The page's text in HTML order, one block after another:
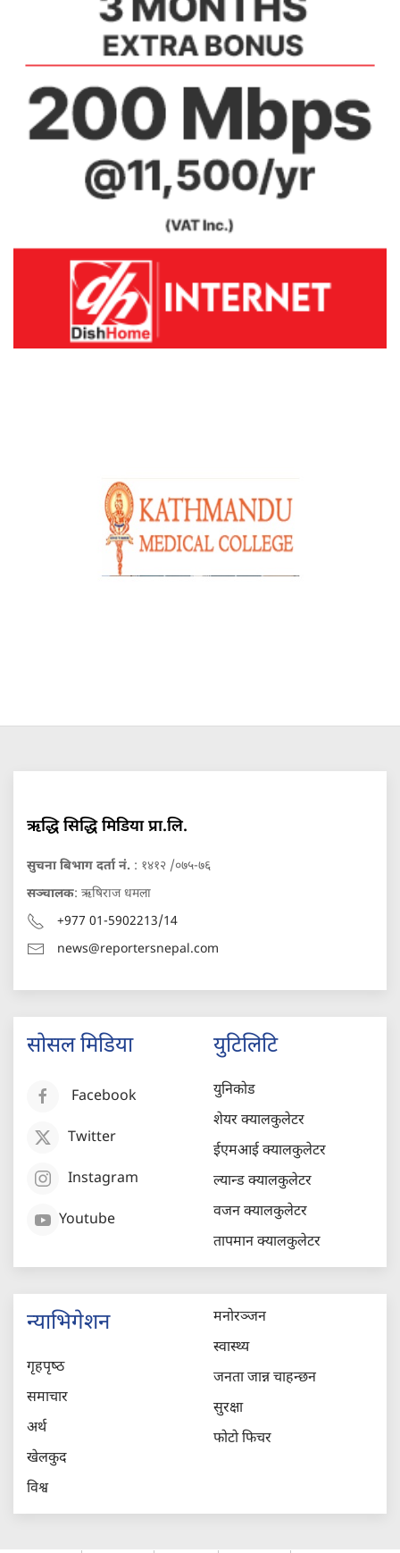
ऋद्धि सिद्धि मिडिया प्रा.लि.
सुचना बिभाग दर्ता नं. : १४१२ /०७५-७६
सञ्चालक: ऋषिराज धमला
+977 01-5902213/14
news@reportersnepal.com
सोसल मिडिया
Facebook
Twitter
Instagram
Youtube
युटिलिटि
युनिकोड
शेयर क्यालकुलेटर
ईएमआई क्यालकुलेटर
ल्यान्ड क्यालकुलेटर
वजन क्यालकुलेटर
तापमान क्यालकुलेटर
न्याभिगेशन
गृहपृष्‍ठ
समाचार
अर्थ
खेलकुद
विश्व
मनोरञ्जन
स्वास्थ्य
जनता जान्न चाहन्छन
सुरक्षा
फोटो फिचर